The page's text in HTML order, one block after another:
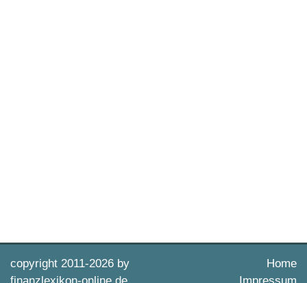
copyright 2011-2026 by
Home